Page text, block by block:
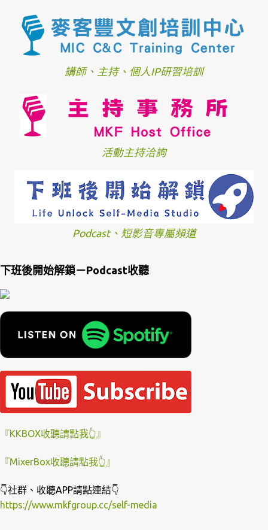
講師、主持、個人IP研習培訓
活動主持洽詢
Podcast、短影音專屬頻道
下班後開始解鎖－Podcast收聽
『KKBOX收聽請點我👆』
『MixerBox收聽請點我👆』
👇社群、收聽APP請點連結👇
https://www.mkfgroup.cc/self-media